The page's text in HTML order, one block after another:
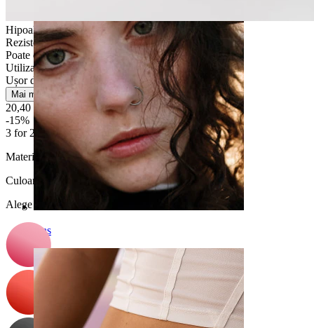
Nas
Hipoalergenic
Rezistentă la apă
Poate dura o viață
Utilizare zilnică
Ușor de utilizat
Mai multe
20,40 Lei
24,00 Lei
-15%
3 for 2
Material:
Silicon
Culoare
Alege Culoare